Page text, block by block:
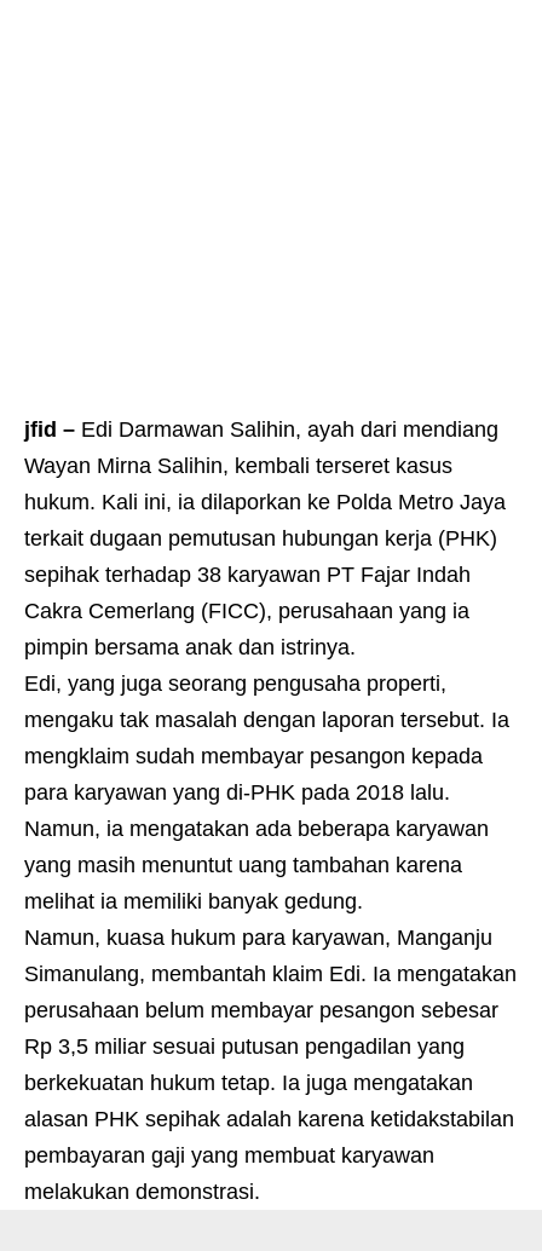
jfid – Edi Darmawan Salihin, ayah dari mendiang
Wayan Mirna Salihin, kembali terseret kasus
hukum. Kali ini, ia dilaporkan ke Polda Metro Jaya
terkait dugaan pemutusan hubungan kerja (PHK)
sepihak terhadap 38 karyawan PT Fajar Indah
Cakra Cemerlang (FICC), perusahaan yang ia
pimpin bersama anak dan istrinya.
Edi, yang juga seorang pengusaha properti,
mengaku tak masalah dengan laporan tersebut. Ia
mengklaim sudah membayar pesangon kepada
para karyawan yang di-PHK pada 2018 lalu.
Namun, ia mengatakan ada beberapa karyawan
yang masih menuntut uang tambahan karena
melihat ia memiliki banyak gedung.
Namun, kuasa hukum para karyawan, Manganju
Simanulang, membantah klaim Edi. Ia mengatakan
perusahaan belum membayar pesangon sebesar
Rp 3,5 miliar sesuai putusan pengadilan yang
berkekuatan hukum tetap. Ia juga mengatakan
alasan PHK sepihak adalah karena ketidakstabilan
pembayaran gaji yang membuat karyawan
melakukan demonstrasi.